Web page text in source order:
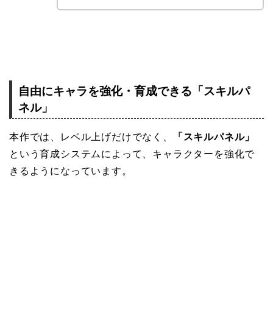
自由にキャラを強化・育成できる「スキルパ
ネル」
本作では、レベル上げだけでなく、
「スキルパネル」
という育成システムによって、キャラクターを強化で
きるようになっています。